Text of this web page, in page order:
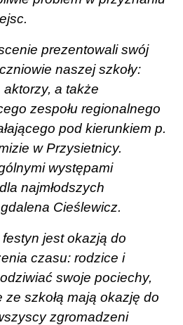
prezentowali swój
naszej szkoły:
a także
zespołu regionalnego
pod kierunkiem p.
w Przysietnicy.
występami
najmłodszych
Cieślewicz.
jest okazją do
czasu: rodzice i
swoje pociechy,
szkołą mają okazję do
zgromadzeni